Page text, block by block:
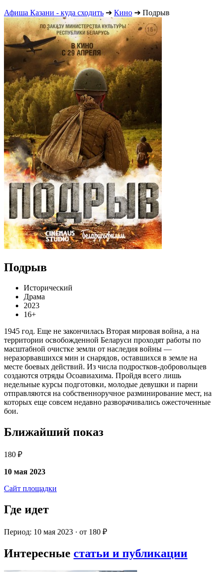
Афиша Казани - куда сходить ➔ Кино ➔ Подрыв
Подрыв
Исторический
Драма
2023
16+
1945 год. Еще не закончилась Вторая мировая война, а на
территории освобожденной Беларуси проходят работы по
масштабной очистке земли от наследия войны —
неразорвавшихся мин и снарядов, оставшихся в земле на
месте боевых действий. Из числа подростков-добровольцев
создаются отряды Осоавиахима. Пройдя всего лишь
недельные курсы подготовки, молодые девушки и парни
отправляются на собственноручное разминирование мест, на
которых еще совсем недавно разворачивались ожесточенные
бои.
Ближайший показ
180 ₽
10 мая 2023
Сайт площадки
Где идет
Период: 10 мая 2023 · от 180 ₽
Интересные статьи и публикации